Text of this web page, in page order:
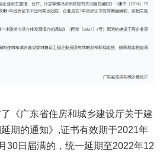
广东省住房和城乡建设厅关于建
期的通知》,证书有效期于2021年
30日届满的，统一延期至2022年12